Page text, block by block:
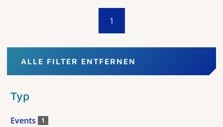
1
ALLE FILTER ENTFERNEN
Typ
Events 1